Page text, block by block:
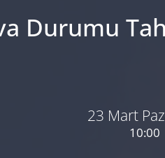
Durumu
23 Mart
10:00